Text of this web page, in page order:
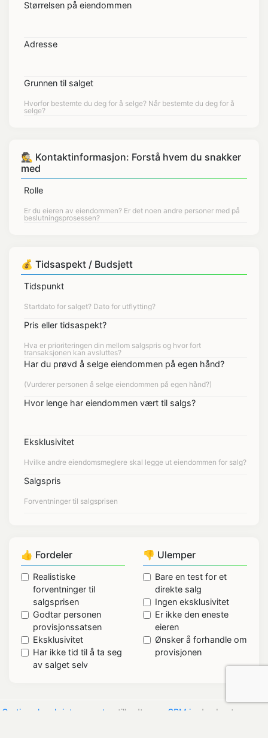
Størrelsen på eiendommen
Adresse
Grunnen til salget
🕵 Kontaktinformasjon: Forstå hvem du snakker
med
Rolle
💰 Tidsaspekt / Budsjett
Tidspunkt
Pris eller tidsaspekt?
Har du prøvd å selge eiendommen på egen hånd?
Hvor lenge har eiendommen vært til salgs?
Eksklusivitet
Salgspris
👍 Fordeler
Realistiske
forventninger til
salgsprisen
Godtar personen
provisjonssatsen
Eksklusivitet
Har ikke tid til å ta seg
av salget selv
👎 Ulemper
Bare en test for et
direkte salg
Ingen eksklusivitet
Er ikke den eneste
eieren
Ønsker å forhandle om
provisjonen
Gratis salgsskript generator , tilbudt av noCRM.io den beste appen